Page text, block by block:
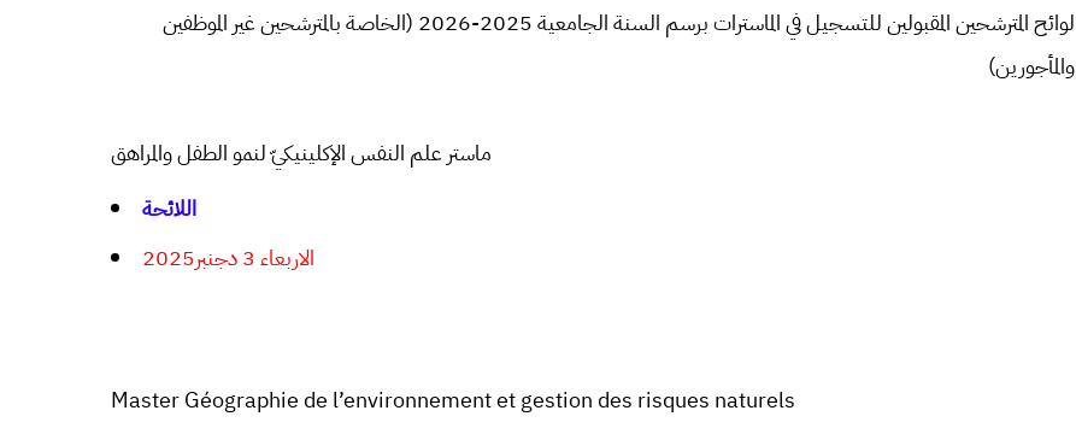
لوائح المترشحين المقبولين للتسجيل في الماسترات برسم السنة الجامعية 2025-2026 (الخاصة بالمترشحين غير الموظفين
والمأجورين)
ماستر علم النفس الإكلينيكيّ لنمو الطفل والمراهق
اللائحة
الاربعاء 3 دجنبر2025
Master Géographie de l’environnement et gestion des risques naturels